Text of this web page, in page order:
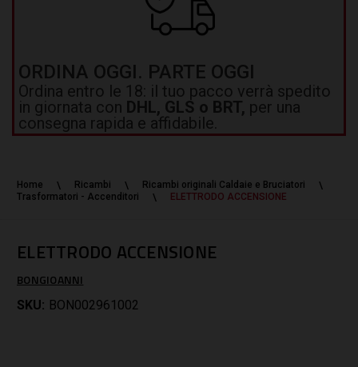
ORDINA OGGI. PARTE OGGI
Ordina entro le 18: il tuo pacco verrà spedito
in giornata con DHL, GLS o BRT, per una
consegna rapida e affidabile.
Home Ricambi
Ricambi originali Caldaie e Bruciatori
Trasformatori - Accenditori
ELETTRODO ACCENSIONE
ELETTRODO ACCENSIONE
BONGIOANNI
SKU: BON002961002